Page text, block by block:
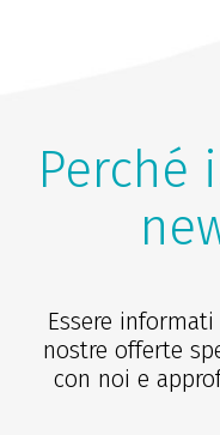
Perché
Essere
nostre offerte
con noi e